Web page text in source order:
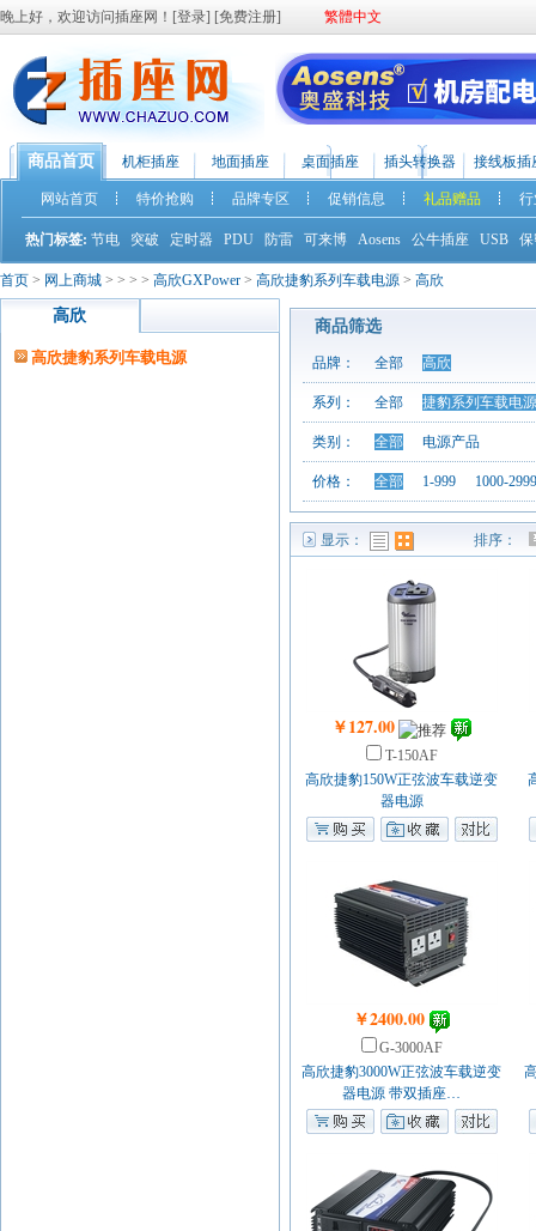
晚上好，欢迎访问插座网！[登录] [免费注册] 繁體中文
商品首页 机柜插座 地面插座 桌面插座 插头转换器 接线板插
网站首页 特价抢购 品牌专区 促销信息 礼品赠品
热门标签: 节电 突破 定时器 PDU 防雷 可来博 Aosens 公牛插座 USB
首页 > 网上商城 > > > > 高欣GXPower > 高欣捷豹系列车载电源 > 高欣
高欣
高欣捷豹系列车载电源
商品筛选
品牌： 全部 高欣
系列： 全部 捷豹系列车载电源
类别： 全部 电源产品
价格： 全部 1-999 1000-2999
显示：
列表模式图表模式 排序：
￥127.00
T-150AF
高欣捷豹150W正弦波车载逆变
器电源
￥2400.00
G-3000AF
高欣捷豹3000W正弦波车载逆变
器电源 带双插座…